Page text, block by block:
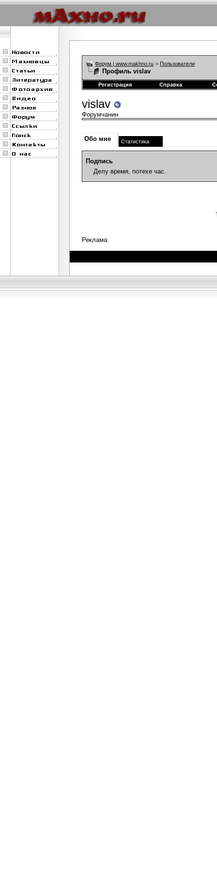
Форум | www.makhno.ru > Пользователи
Профиль vislav
Регистрация Справка
vislav
Форумчанин
Обо мне Статистика
Подпись
Делу время, потехе час.
Реклама: